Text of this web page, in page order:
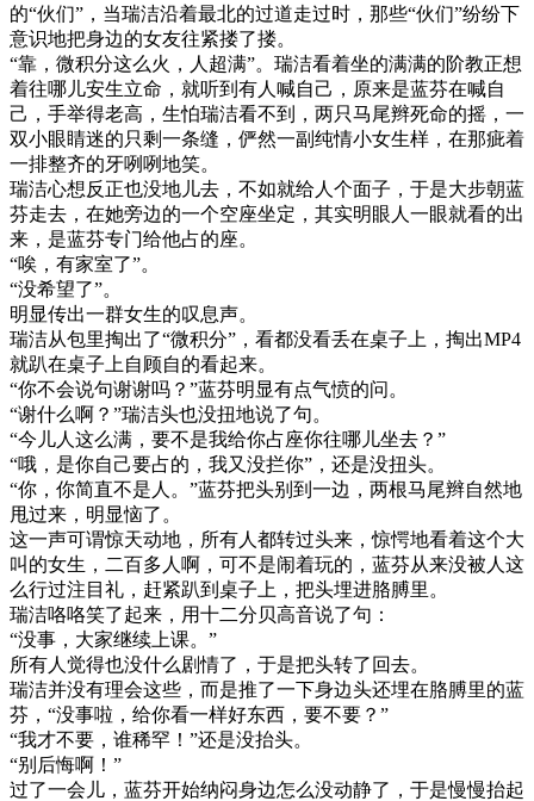
的“伙们”，当瑞洁沿着最北的过道走过时，那些“伙们”纷纷下
意识地把身边的女友往紧搂了搂。
“靠，微积分这么火，人超满”。瑞洁看着坐的满满的阶教正想
着往哪儿安生立命，就听到有人喊自己，原来是蓝芬在喊自
己，手举得老高，生怕瑞洁看不到，两只马尾辫死命的摇，一
双小眼睛迷的只剩一条缝，俨然一副纯情小女生样，在那疵着
一排整齐的牙咧咧地笑。
瑞洁心想反正也没地儿去，不如就给人个面子，于是大步朝蓝
芬走去，在她旁边的一个空座坐定，其实明眼人一眼就看的出
来，是蓝芬专门给他占的座。
“唉，有家室了”。
“没希望了”。
明显传出一群女生的叹息声。
瑞洁从包里掏出了“微积分”，看都没看丢在桌子上，掏出MP4
就趴在桌子上自顾自的看起来。
“你不会说句谢谢吗？”蓝芬明显有点气愤的问。
“谢什么啊？”瑞洁头也没扭地说了句。
“今儿人这么满，要不是我给你占座你往哪儿坐去？”
“哦，是你自己要占的，我又没拦你”，还是没扭头。
“你，你简直不是人。”蓝芬把头别到一边，两根马尾辫自然地
甩过来，明显恼了。
这一声可谓惊天动地，所有人都转过头来，惊愕地看着这个大
叫的女生，二百多人啊，可不是闹着玩的，蓝芬从来没被人这
么行过注目礼，赶紧趴到桌子上，把头埋进胳膊里。
瑞洁咯咯笑了起来，用十二分贝高音说了句：
“没事，大家继续上课。”
所有人觉得也没什么剧情了，于是把头转了回去。
瑞洁并没有理会这些，而是推了一下身边头还埋在胳膊里的蓝
芬，“没事啦，给你看一样好东西，要不要？”
“我才不要，谁稀罕！”还是没抬头。
“别后悔啊！”
过了一会儿，蓝芬开始纳闷身边怎么没动静了，于是慢慢抬起